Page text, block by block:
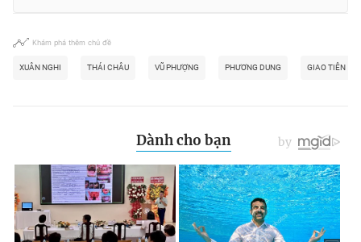
Khám phá thêm chủ đề
XUÂN NGHI THÁI CHÂU VŨ PHƯỢNG PHƯƠNG DUNG GIAO TIÊN